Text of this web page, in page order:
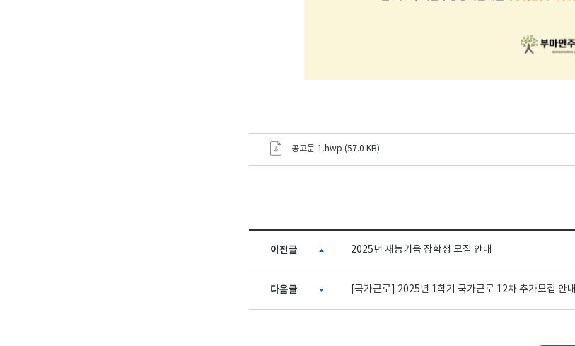
공고문-1.hwp (57.0 KB)
이전글 2025년 재능키움 장학생 모집 안내
다음글 [국가근로] 2025년 1학기 국가근로 12차 추가모집 안내